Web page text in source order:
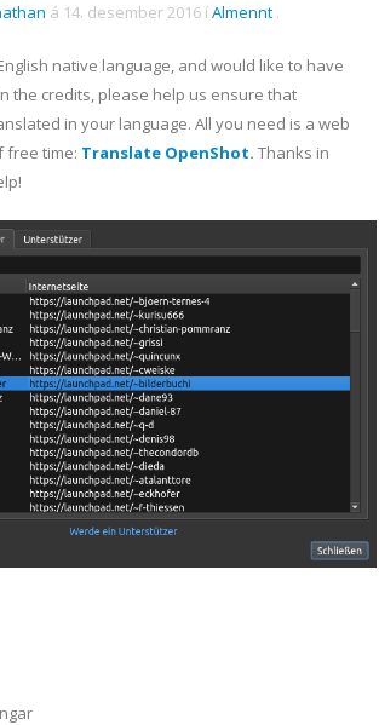
á 14. desember 2016 íAlmennt .
native language, and would like to have
the credits, please help us ensure that
in your language. All you need is a web
free time: Translate OpenShot. Thanks in